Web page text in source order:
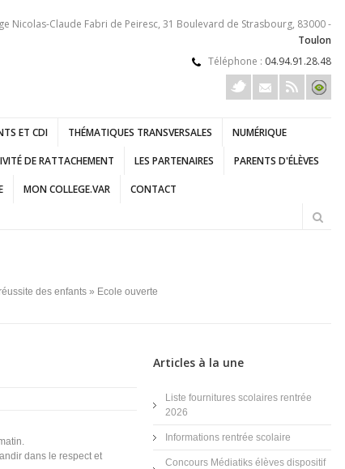
Nicolas-Claude Fabri de Peiresc, 31 Boulevard de Strasbourg, 83000 -
Toulon
Téléphone : 04.94.91.28.48
ET CDI THÉMATIQUES TRANSVERSALES NUMÉRIQUE
DE RATTACHEMENT LES PARTENAIRES PARENTS D'ÉLÈVES
MON COLLEGE.VAR CONTACT
des enfants » Ecole ouverte
dans le respect et
Articles à la une
Liste fournitures scolaires rentrée
2026
Informations rentrée scolaire
Concours Médiatiks élèves dispositif